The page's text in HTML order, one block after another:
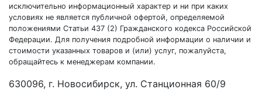
исключительно информационный характер и ни при каких
условиях не является публичной офертой, определяемой
положениями Статьи 437 (2) Гражданского кодекса Российской
Федерации. Для получения подробной информации о наличии и
стоимости указанных товаров и (или) услуг, пожалуйста,
обращайтесь к менеджерам компании.
630096, г. Новосибирск, ул. Станционная 60/9